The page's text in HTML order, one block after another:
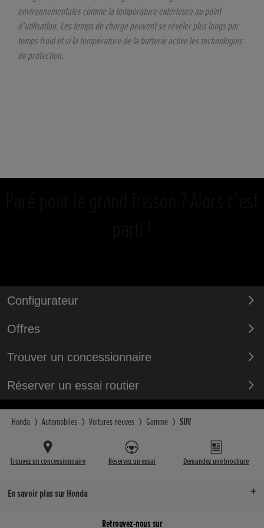
environnementales comme la température extérieure au point
d'utilisation. Les temps de charge peuvent se révéler plus longs par
temps froid et si la température de la batterie active les technologies
de protection.
Configurateur
Offres
Trouver un concessionnaire
Réserver un essai routier
Honda Automobiles Voitures neuves Gamme SUV
Trouvez un concessionnaire Réservez un essai Demandez une brochure
En savoir plus sur Honda
Retrouvez-nous sur